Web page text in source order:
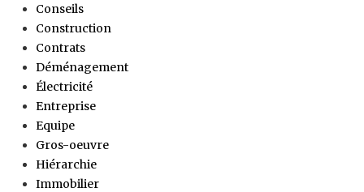
Conseils
Construction
Contrats
Déménagement
Électricité
Entreprise
Equipe
Gros-oeuvre
Hiérarchie
Immobilier